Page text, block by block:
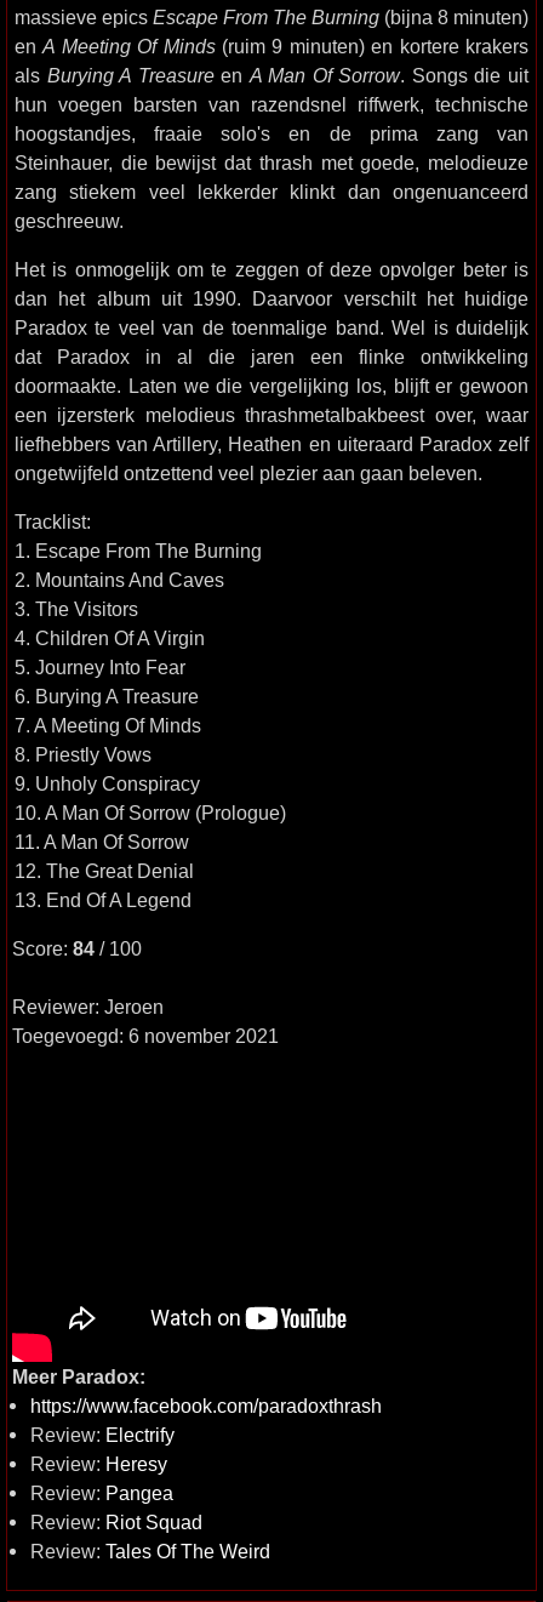
massieve epics Escape From The Burning (bijna 8 minuten)
enA Meeting Of Minds(ruim 9 minuten) en kortere krakers
als Burying A Treasureen A Man Of Sorrow. Songs die uit
hun voegen barsten van razendsnel riffwerk, technische
hoogstandjes, fraaie solo's en de prima zang van
Steinhauer, die bewijst dat thrash met goede, melodieuze
zang stiekem veel lekkerder klinkt dan ongenuanceerd
geschreeuw.
Het is onmogelijk om te zeggen of deze opvolger beter is
dan het album uit 1990. Daarvoor verschilt het huidige
Paradox te veel van de toenmalige band. Wel is duidelijk
dat Paradox in al die jaren een flinke ontwikkeling
doormaakte. Laten we die vergelijking los, blijft er gewoon
een ijzersterk melodieus thrashmetalbakbeest over, waar
liefhebbers van Artillery, Heathen en uiteraard Paradox zelf
ongetwijfeld ontzettend veel plezier aan gaan beleven.
Tracklist:
1. Escape From The Burning
2. Mountains And Caves
3. The Visitors
4. Children Of A Virgin
5. Journey Into Fear
6. Burying A Treasure
7. A Meeting Of Minds
8. Priestly Vows
9. Unholy Conspiracy
10. A Man Of Sorrow (Prologue)
11. A Man Of Sorrow
12. The Great Denial
13. End Of A Legend
Score: 84 / 100
Reviewer: Jeroen
Toegevoegd: 6 november 2021
Meer Paradox:
https://www.facebook.com/paradoxthrash
Review: Electrify
Review: Heresy
Review: Pangea
Review: Riot Squad
Review: Tales Of The Weird